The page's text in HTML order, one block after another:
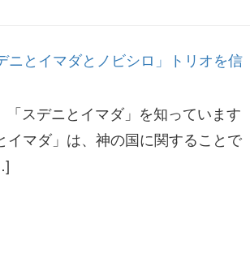
とイマダとノビシロ」トリオを信
スデニとイマダ」を知っています
マダ」は、神の国に関することで